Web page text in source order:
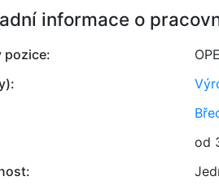
informace o
pozice:
od